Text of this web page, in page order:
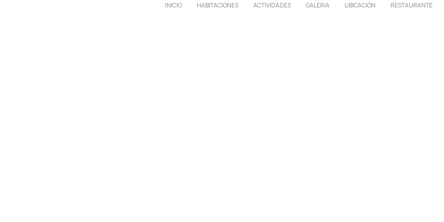
INICIO HABITACIONES ACTIVIDADES GALERIA UBICACIÓN RESTAURANTE